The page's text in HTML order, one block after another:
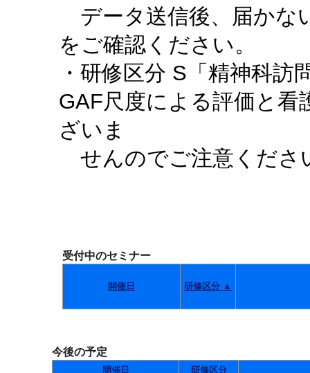
データ送信後、届かな
をご確認ください。
・研修区分 S「精神科
GAF尺度による評価と看
ざいま
せんのでご注意くださ
受付中のセミナー
開催日 研修区分 ▲
今後の予定
開催日 研修区分